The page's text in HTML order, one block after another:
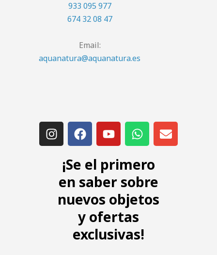
933 095 977
674 32 08 47
Email:
aquanatura@aquanatura.es
¡Se el primero
en saber sobre
nuevos objetos
y ofertas
exclusivas!